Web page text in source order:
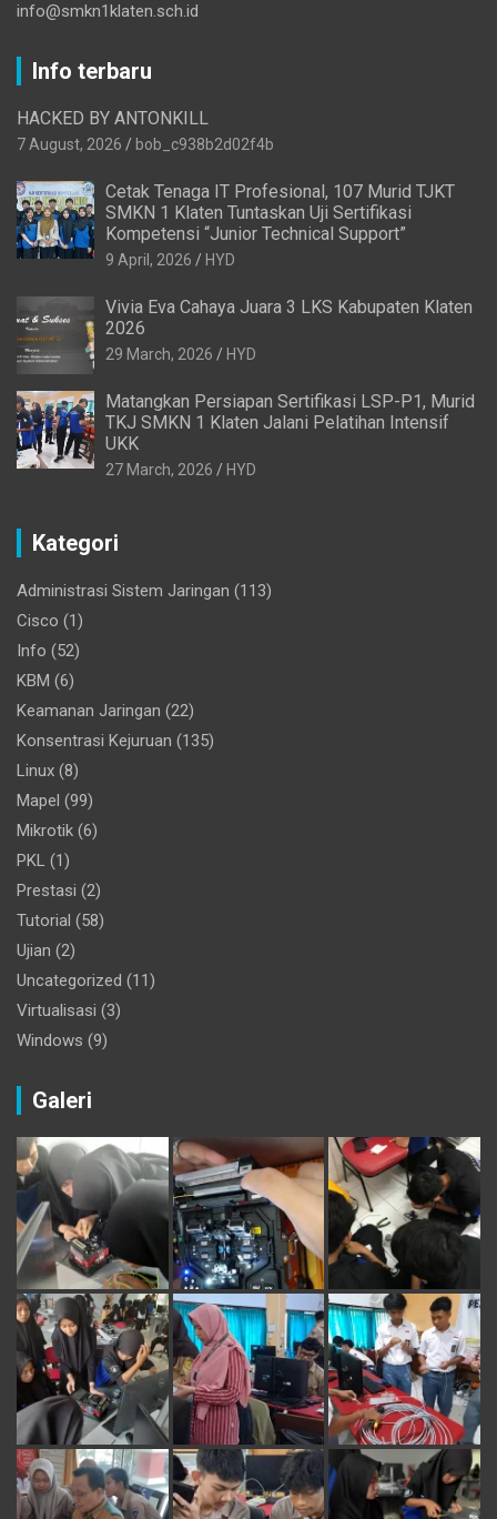
info@smkn1klaten.sch.id
Info terbaru
HACKED BY ANTONKILL
7 August, 2026 bob_c938b2d02f4b
Cetak Tenaga IT Profesional, 107 Murid TJKT
SMKN 1 Klaten Tuntaskan Uji Sertifikasi
Kompetensi “Junior Technical Support”
9 April, 2026 HYD
Vivia Eva Cahaya Juara 3 LKS Kabupaten Klaten
2026
29 March, 2026 HYD
Matangkan Persiapan Sertifikasi LSP-P1, Murid
TKJ SMKN 1 Klaten Jalani Pelatihan Intensif
UKK
27 March, 2026 HYD
Kategori
Administrasi Sistem Jaringan (113)
Cisco (1)
Info (52)
KBM (6)
Keamanan Jaringan (22)
Konsentrasi Kejuruan (135)
Linux (8)
Mapel (99)
Mikrotik (6)
PKL (1)
Prestasi (2)
Tutorial (58)
Ujian (2)
Uncategorized (11)
Virtualisasi (3)
Windows (9)
Galeri